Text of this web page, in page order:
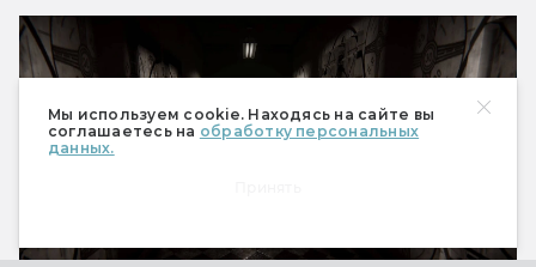
Мы используем cookie. Находясь на сайте вы
соглашаетесь на обработку персональных
данных.